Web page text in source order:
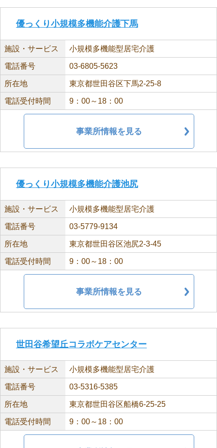
優っくり小規模多機能介護下馬
施設・サービス 小規模多機能型居宅介護
電話番号 03-6805-5623
所在地 東京都世田谷区下馬2-25-8
電話受付時間 9：00～18：00
事業所情報を見る
優っくり小規模多機能介護池尻
施設・サービス 小規模多機能型居宅介護
電話番号 03-5779-9134
所在地 東京都世田谷区池尻2-3-45
電話受付時間 9：00～18：00
事業所情報を見る
世田谷希望丘コラボケアセンター
施設・サービス 小規模多機能型居宅介護
電話番号 03-5316-5385
所在地 東京都世田谷区船橋6-25-25
電話受付時間 9：00～18：00